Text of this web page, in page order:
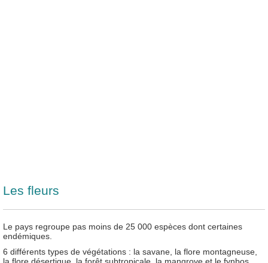
Les fleurs
Le pays regroupe pas moins de 25 000 espèces dont certaines
endémiques.
6 différents types de végétations : la savane, la flore montagneuse,